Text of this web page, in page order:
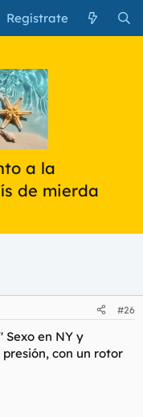
Regístrate
a la
de mierda
#26
Sexo en NY y
con un rotor